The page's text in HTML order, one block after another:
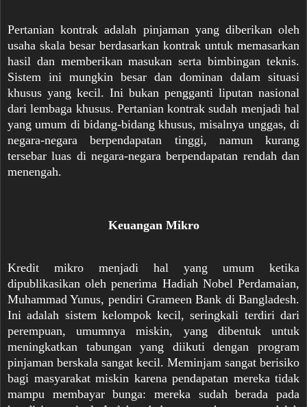
Pertanian kontrak adalah pinjaman yang diberikan oleh
usaha skala besar berdasarkan kontrak untuk memasarkan
hasil dan memberikan masukan serta bimbingan teknis.
Sistem ini mungkin besar dan dominan dalam situasi
khusus yang kecil. Ini bukan pengganti liputan nasional
dari lembaga khusus. Pertanian kontrak sudah menjadi hal
yang umum di bidang-bidang khusus, misalnya unggas, di
negara-negara berpendapatan tinggi, namun kurang
tersebar luas di negara-negara berpendapatan rendah dan
menengah.
Keuangan Mikro
Kredit mikro menjadi hal yang umum ketika
dipublikasikan oleh penerima Hadiah Nobel Perdamaian,
Muhammad Yunus, pendiri Grameen Bank di Bangladesh.
Ini adalah sistem kelompok kecil, seringkali terdiri dari
perempuan, umumnya miskin, yang dibentuk untuk
meningkatkan tabungan yang diikuti dengan program
pinjaman berskala sangat kecil. Meminjam sangat berisiko
bagi masyarakat miskin karena pendapatan mereka tidak
mampu membayar bunga: mereka sudah berada pada